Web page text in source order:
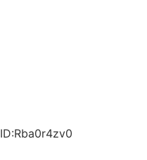
ID:Rba0r4zv0